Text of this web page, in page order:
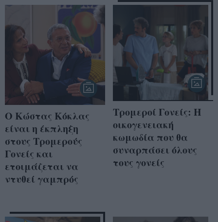
Ο Κώστας Κόκλας
είναι η έκπληξη
στους Τρομερούς
Γονείς και
ετοιμάζεται να
ντυθεί γαμπρός
Τρομεροί Γονείς: Η
οικογενειακή
κωμωδία που θα
συναρπάσει όλους
τους γονείς